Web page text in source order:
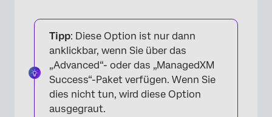
Tipp: Diese Option ist nur dann
anklickbar, wenn Sie über das
„Advanced“- oder das „ManagedXM
Success“-Paket verfügen. Wenn Sie
dies nicht tun, wird diese Option
ausgegraut.